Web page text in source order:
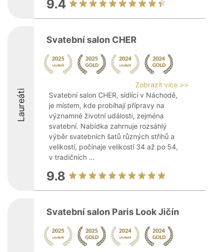
9.4
Laureáti
Svatební salon CHER
Zobrazit více >>
Svatební salon CHER, sídlící v Náchodě,
je místem, kde probíhají přípravy na
významné životní události, zejména
svatební. Nabídka zahrnuje rozsáhlý
výběr svatebních šatů různých střihů a
velikostí, počínaje velikostí 34 až po 54,
v tradičních ...
9.8
Svatební salon Paris Look Jičín